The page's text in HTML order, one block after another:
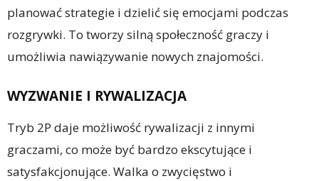
planować strategie i dzielić się emocjami podczas
rozgrywki. To tworzy silną społeczność graczy i
umożliwia nawiązywanie nowych znajomości.
WYZWANIE I RYWALIZACJA
Tryb 2P daje możliwość rywalizacji z innymi
graczami, co może być bardzo ekscytujące i
satysfakcjonujące. Walka o zwycięstwo i